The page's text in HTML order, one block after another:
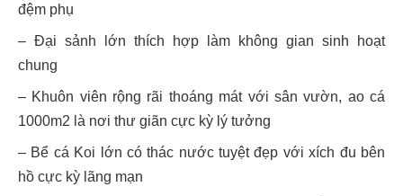
đệm phụ
– Đại sảnh lớn thích hợp làm không gian sinh hoạt
chung
– Khuôn viên rộng rãi thoáng mát với sân vườn, ao cá
1000m2 là nơi thư giãn cực kỳ lý tưởng
– Bể cá Koi lớn có thác nước tuyệt đẹp với xích đu bên
hồ cực kỳ lãng mạn